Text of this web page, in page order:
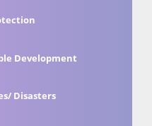
Development
Disasters